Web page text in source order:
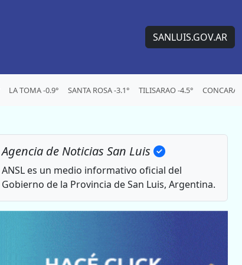
SANLUIS.GOV.AR
LA TOMA -0.9° SANTA ROSA -3.1° TILISARAO -4.5°
Agencia de Noticias San Luis
ANSL es un medio informativo oficial del
Gobierno de la Provincia de San Luis, Argentina.